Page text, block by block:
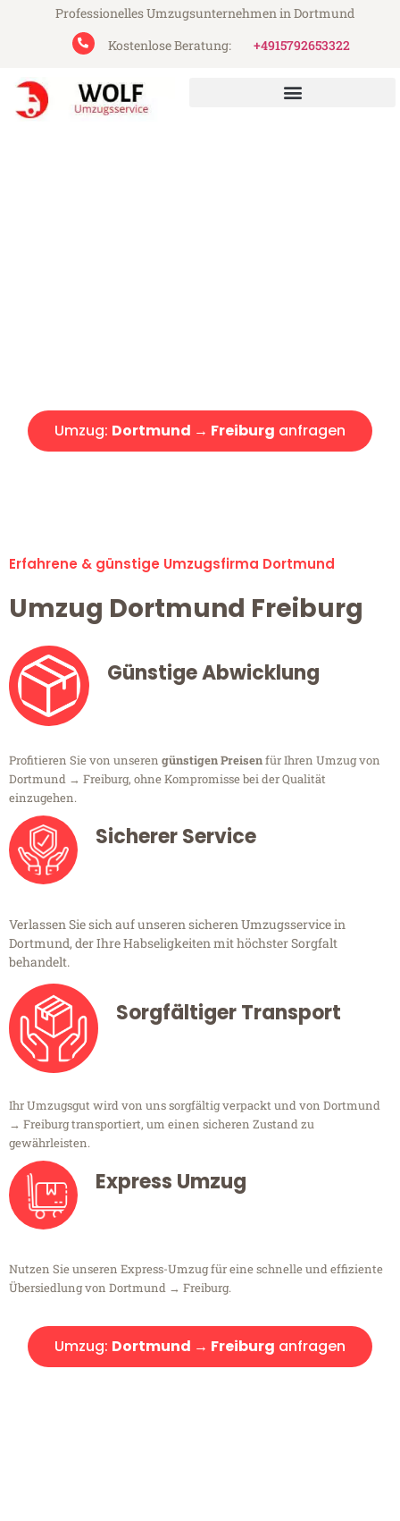
Professionelles Umzugsunternehmen in Dortmund
Kostenlose Beratung:
+4915792653322
Umzug: Dortmund → Freiburg anfragen
Erfahrene & günstige Umzugsfirma Dortmund
Umzug Dortmund Freiburg
Günstige Abwicklung
Profitieren Sie von unseren günstigen Preisenfür Ihren Umzug von
Dortmund → Freiburg, ohne Kompromisse bei der Qualität
einzugehen.
Sicherer Service
Verlassen Sie sich auf unseren sicheren Umzugsservice in
Dortmund, der Ihre Habseligkeiten mit höchster Sorgfalt
behandelt.
Sorgfältiger Transport
Ihr Umzugsgut wird von uns sorgfältig verpackt und von Dortmund
→ Freiburg transportiert, um einen sicheren Zustand zu
gewährleisten.
Express Umzug
Nutzen Sie unseren Express-Umzug für eine schnelle und effiziente
Übersiedlung von Dortmund → Freiburg.
Umzug: Dortmund → Freiburg anfragen